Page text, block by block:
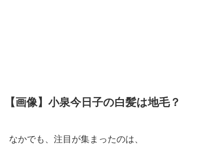
【画像】小泉今日子の白髪は地毛？
なかでも、注目が集まったのは、